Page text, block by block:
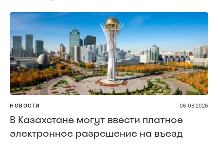
НОВОСТИ 06.08.2026
В Казахстане могут ввести платное
электронное разрешение на въезд